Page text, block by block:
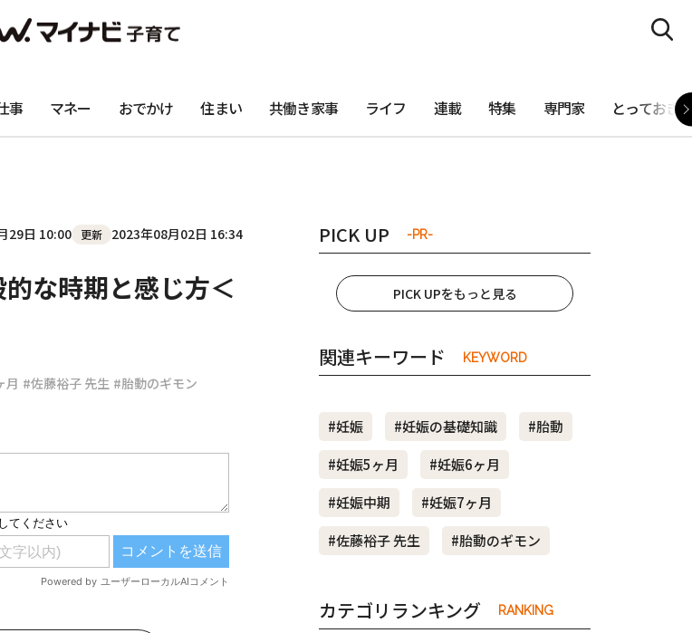
#共働き夫婦 #産休
#マタニティニュース
事 マネー おでかけ 住まい 共働き家事 ライフ 連載 特集 専門家 とっておき
29日 10:00 更新 2023年08月02日 16:34
な時期と感じ方＜
月 #佐藤裕子 先生 #胎動のギモン
PICK UP -PR-
PICK UPをもっと見る
関連キーワード KEYWORD
#妊娠 #妊娠の基礎知識
#胎動
#妊娠5ヶ月
#妊娠6ヶ月
#妊娠中期
#妊娠7ヶ月
#佐藤裕子 先生
#胎動のギモン
カテゴリランキング RANKING